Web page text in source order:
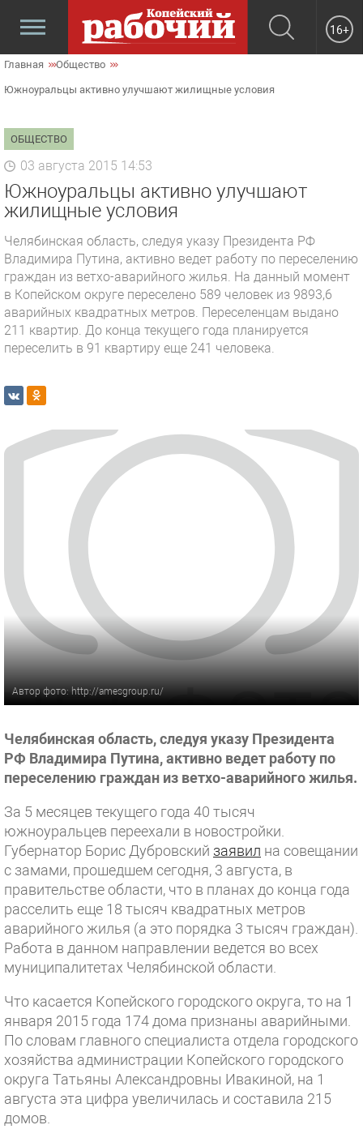
16+
Главная Общество
Южноуральцы активно улучшают жилищные условия
ОБЩЕСТВО
03 августа 2015 14:53
Южноуральцы активно улучшают
жилищные условия
Челябинская область, следуя указу Президента РФ
Владимира Путина, активно ведет работу по переселению
граждан из ветхо-аварийного жилья. На данный момент
в Копейском округе переселено 589 человек из 9893,6
аварийных квадратных метров. Переселенцам выдано
211 квартир. До конца текущего года планируется
переселить в 91 квартиру еще 241 человека.
Автор фото: http://amesgroup.ru/
Челябинская область, следуя указу Президента
РФ Владимира Путина, активно ведет работу по
переселению граждан из ветхо-аварийного жилья.
За 5 месяцев текущего года 40 тысяч
южноуральцев переехали в новостройки.
Губернатор Борис Дубровский заявил на совещании
с замами, прошедшем сегодня, 3 августа, в
правительстве области, что в планах до конца года
расселить еще 18 тысяч квадратных метров
аварийного жилья (а это порядка 3 тысяч граждан).
Работа в данном направлении ведется во всех
муниципалитетах Челябинской области.
Что касается Копейского городского округа, то на 1
января 2015 года 174 дома признаны аварийными.
По словам главного специалиста отдела городского
хозяйства администрации Копейского городского
округа Татьяны Александровны Ивакиной, на 1
августа эта цифра увеличилась и составила 215
домов.